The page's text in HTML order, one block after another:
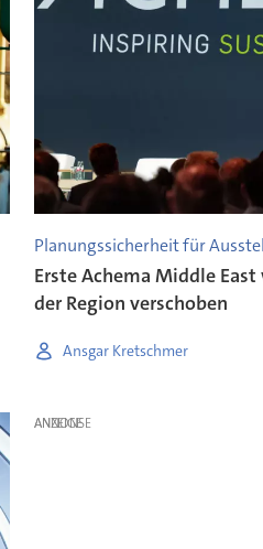
Planungssicherheit für
Erste Achema Middle
der Region verschoben
Ansgar Kretschmer
ANZEIGE